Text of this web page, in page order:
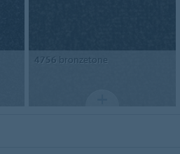
4756 bronzetone